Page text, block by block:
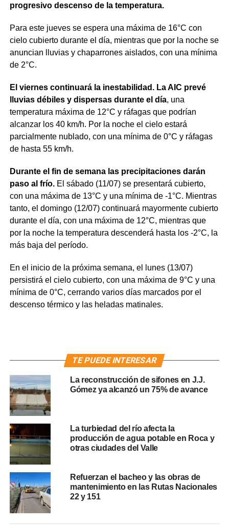
progresivo descenso de la temperatura.
Para este jueves se espera una máxima de 16°C con
cielo cubierto durante el día, mientras que por la noche se
anuncian lluvias y chaparrones aislados, con una mínima
de 2°C.
El viernes continuará la inestabilidad. La AIC prevé
lluvias débiles y dispersas durante el día, una
temperatura máxima de 12°C y ráfagas que podrían
alcanzar los 40 km/h. Por la noche el cielo estará
parcialmente nublado, con una mínima de 0°C y ráfagas
de hasta 55 km/h.
Durante el fin de semana las precipitaciones darán
paso al frío. El sábado (11/07) se presentará cubierto,
con una máxima de 13°C y una mínima de -1°C. Mientras
tanto, el domingo (12/07) continuará mayormente cubierto
durante el día, con una máxima de 12°C, mientras que
por la noche la temperatura descenderá hasta los -2°C, la
más baja del período.
En el inicio de la próxima semana, el lunes (13/07)
persistirá el cielo cubierto, con una máxima de 9°C y una
mínima de 0°C, cerrando varios días marcados por el
descenso térmico y las heladas matinales.
TE PUEDE INTERESAR
La reconstrucción de sifones en J.J.
Gómez ya alcanzó un 75% de avance
La turbiedad del río afecta la
producción de agua potable en Roca y
otras ciudades del Valle
Refuerzan el bacheo y las obras de
mantenimiento en las Rutas Nacionales
22 y 151